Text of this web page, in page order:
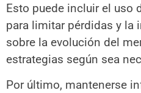
Esto puede incluir el uso
para limitar pérdidas y la
sobre la evolución del
estrategias según sea
Por último, mantenerse